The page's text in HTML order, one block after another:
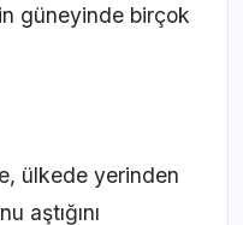
güneyinde birçok
ülkede yerinden
aştığını